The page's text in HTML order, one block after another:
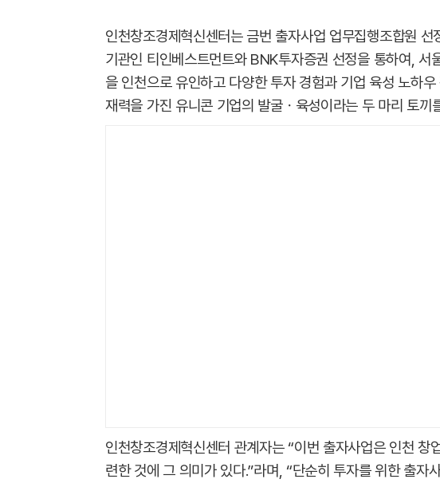
인천창조경제혁신센터는 금번 출자사업 업무집행조합원
기관인 티인베스트먼트와 BNK투자증권 선정을 통하여, 서
을 인천으로 유인하고 다양한 투자 경험과 기업 육성 노하
재력을 가진 유니콘 기업의 발굴ㆍ육성이라는 두 마리 토끼
인천창조경제혁신센터 관계자는 “이번 출자사업은 인천
련한 것에 그 의미가 있다.”라며, “단순히 투자를 위한 출자